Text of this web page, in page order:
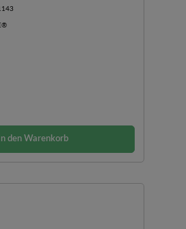
In den Warenkorb